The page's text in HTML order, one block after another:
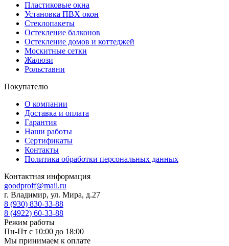
Пластиковые окна
Установка ПВХ окон
Стеклопакеты
Остекление балконов
Остекление домов и коттеджей
Москитные сетки
Жалюзи
Рольставни
Покупателю
О компании
Доставка и оплата
Гарантия
Наши работы
Сертификаты
Контакты
Политика обработки персональных данных
Контактная информация
goodproff@mail.ru
г. Владимир, ул. Мира, д.27
8 (930) 830-33-88
8 (4922) 60-33-88
Режим работы
Пн-Пт с 10:00 до 18:00
Мы принимаем к оплате